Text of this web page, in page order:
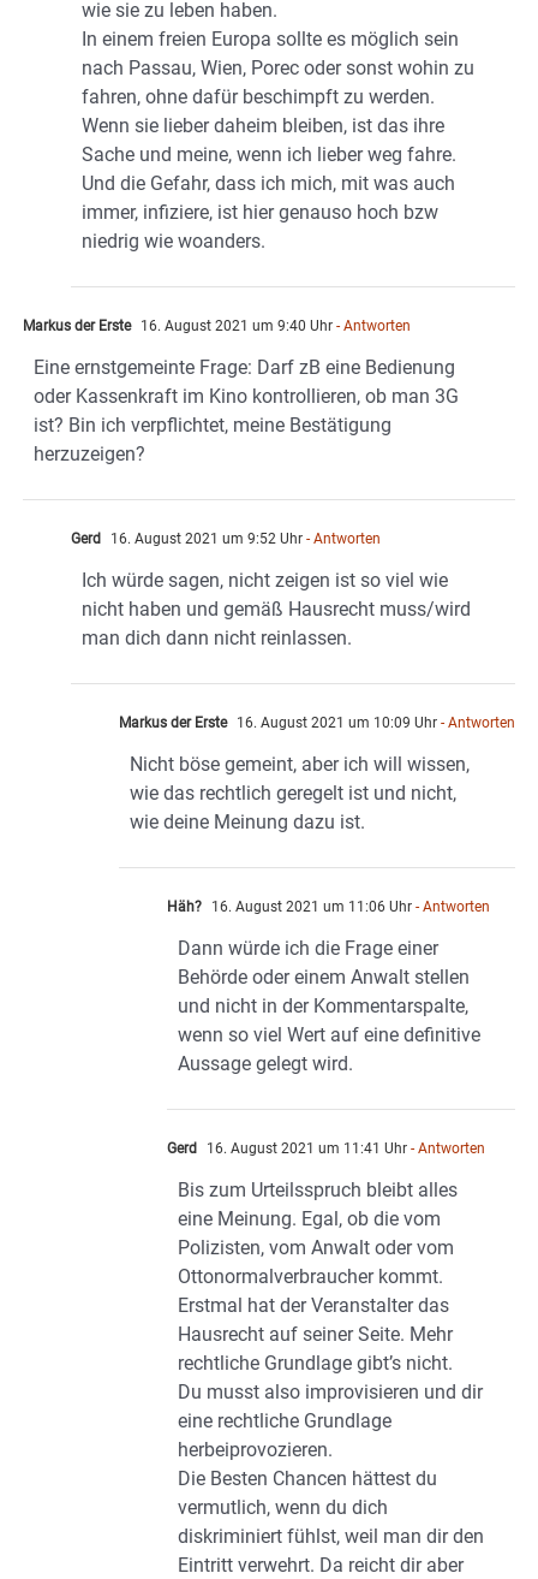
wie sie zu leben haben.
In einem freien Europa sollte es möglich sein
nach Passau, Wien, Porec oder sonst wohin zu
fahren, ohne dafür beschimpft zu werden.
Wenn sie lieber daheim bleiben, ist das ihre
Sache und meine, wenn ich lieber weg fahre.
Und die Gefahr, dass ich mich, mit was auch
immer, infiziere, ist hier genauso hoch bzw
niedrig wie woanders.
Markus der Erste 16. August 2021 um 9:40 Uhr - Antworten
Eine ernstgemeinte Frage: Darf zB eine Bedienung
oder Kassenkraft im Kino kontrollieren, ob man 3G
ist? Bin ich verpflichtet, meine Bestätigung
herzuzeigen?
Gerd 16. August 2021 um 9:52 Uhr - Antworten
Ich würde sagen, nicht zeigen ist so viel wie
nicht haben und gemäß Hausrecht muss/wird
man dich dann nicht reinlassen.
Markus der Erste 16. August 2021 um 10:09 Uhr - Antworten
Nicht böse gemeint, aber ich will wissen,
wie das rechtlich geregelt ist und nicht,
wie deine Meinung dazu ist.
Häh? 16. August 2021 um 11:06 Uhr - Antworten
Dann würde ich die Frage einer
Behörde oder einem Anwalt stellen
und nicht in der Kommentarspalte,
wenn so viel Wert auf eine definitive
Aussage gelegt wird.
Gerd 16. August 2021 um 11:41 Uhr - Antworten
Bis zum Urteilsspruch bleibt alles
eine Meinung. Egal, ob die vom
Polizisten, vom Anwalt oder vom
Ottonormalverbraucher kommt.
Erstmal hat der Veranstalter das
Hausrecht auf seiner Seite. Mehr
rechtliche Grundlage gibt’s nicht.
Du musst also improvisieren und dir
eine rechtliche Grundlage
herbeiprovozieren.
Die Besten Chancen hättest du
vermutlich, wenn du dich
diskriminiert fühlst, weil man dir den
Eintritt verwehrt. Da reicht dir aber